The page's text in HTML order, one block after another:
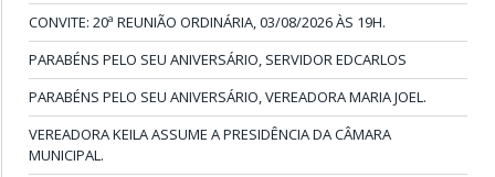
CONVITE: 20ª REUNIÃO ORDINÁRIA, 03/08/2026 ÀS 19H.
PARABÉNS PELO SEU ANIVERSÁRIO, SERVIDOR EDCARLOS
PARABÉNS PELO SEU ANIVERSÁRIO, VEREADORA MARIA JOEL.
VEREADORA KEILA ASSUME A PRESIDÊNCIA DA CÂMARA
MUNICIPAL.